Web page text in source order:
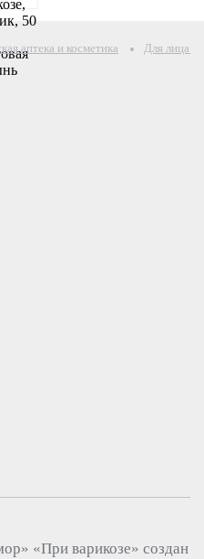
аптека и косметика Для лица и
«При варикозе» создан